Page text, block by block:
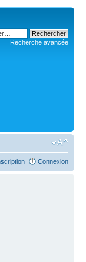
Recherche avancée
Connexion